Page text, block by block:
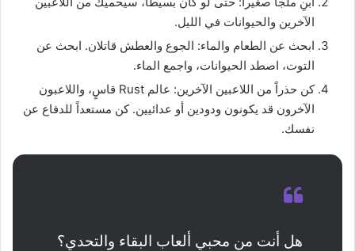
الآخرين والحيوانات في الليل.
ابحث عن الطعام والماء: الجوع والعطش قاتلان. ابحث عن
التوت، اصطد الحيوانات، واجمع الماء.
كن حذراً من اللاعبين الآخرين: عالم Rust قاسٍ، واللاعبون
الآخرون قد يكونون ودودين أو عدائيين. كن مستعداً للدفاع عن
نفسك.
هل أنت من محبي ألعاب البقاء والتحدي؟